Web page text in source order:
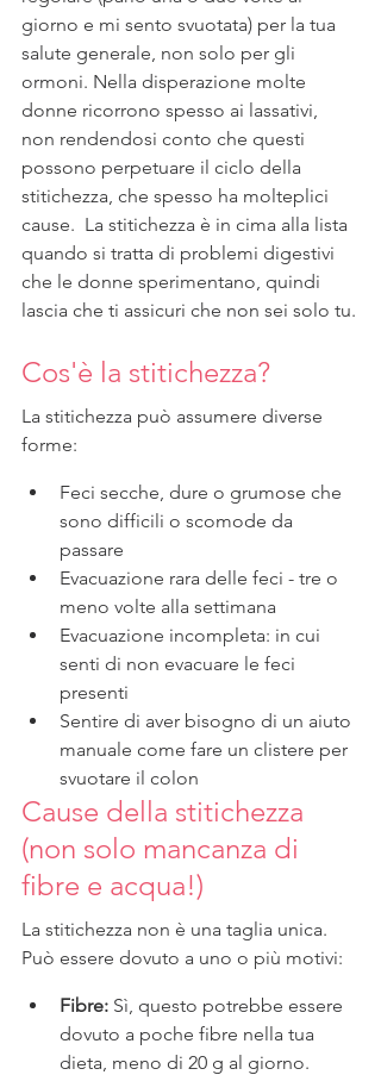
giorno e mi sento svuotata) per la tua
salute generale, non solo per gli
ormoni. Nella disperazione molte
donne ricorrono spesso ai lassativi,
non rendendosi conto che questi
possono perpetuare il ciclo della
stitichezza, che spesso ha molteplici
cause.  La stitichezza è in cima alla lista
quando si tratta di problemi digestivi
che le donne sperimentano, quindi
lascia che ti assicuri che non sei solo tu.
Cos'è la stitichezza?
La stitichezza può assumere diverse
forme:
Feci secche, dure o grumose che
sono difficili o scomode da
passare
Evacuazione rara delle feci - tre o
meno volte alla settimana
Evacuazione incompleta: in cui
senti di non evacuare le feci
presenti
Sentire di aver bisogno di un aiuto
manuale come fare un clistere per
svuotare il colon
Cause della stitichezza
(non solo mancanza di
fibre e acqua!)
La stitichezza non è una taglia unica.
Può essere dovuto a uno o più motivi:
Fibre: Sì, questo potrebbe essere
dovuto a poche fibre nella tua
dieta, meno di 20 g al giorno.